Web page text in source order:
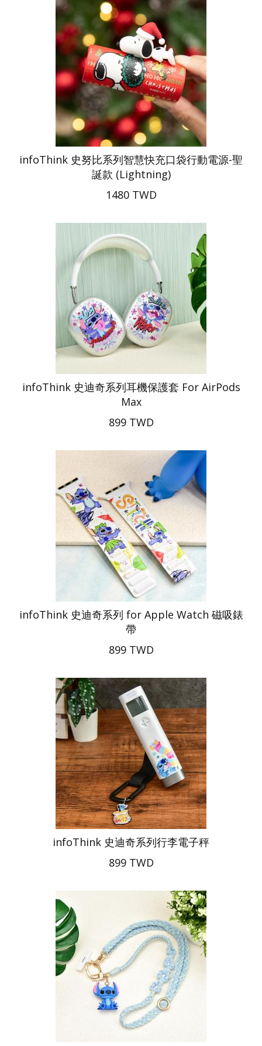
infoThink 史努比系列智慧快充口袋行動電源-聖
誕款 (Lightning)
1480 TWD
infoThink 史迪奇系列耳機保護套 For AirPods
Max
899 TWD
infoThink 史迪奇系列 for Apple Watch 磁吸錶
帶
899 TWD
infoThink 史迪奇系列行李電子秤
899 TWD